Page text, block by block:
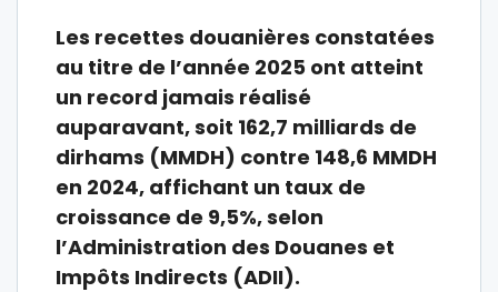
Les recettes douanières constatées
au titre de l’année 2025 ont atteint
un record jamais réalisé
auparavant, soit 162,7 milliards de
dirhams (MMDH) contre 148,6 MMDH
en 2024, affichant un taux de
croissance de 9,5%, selon
l’Administration des Douanes et
Impôts Indirects (ADII).